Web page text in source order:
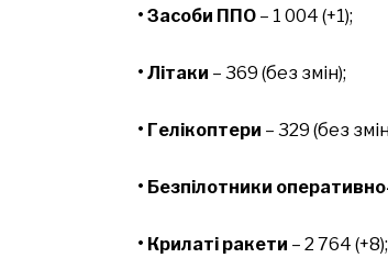
• Засоби ППО – 1 004 (+1);
• Літаки – 369 (без змін);
• Гелікоптери – 329 (без
• Безпілотники
• Крилаті ракети – 2 764 (+8);